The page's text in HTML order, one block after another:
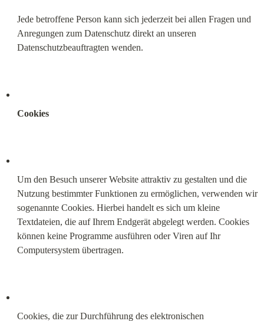
Jede betroffene Person kann sich jederzeit bei allen Fragen und
Anregungen zum Datenschutz direkt an unseren
Datenschutzbeauftragten wenden.
Cookies
Um den Besuch unserer Website attraktiv zu gestalten und die
Nutzung bestimmter Funktionen zu ermöglichen, verwenden wir
sogenannte Cookies. Hierbei handelt es sich um kleine
Textdateien, die auf Ihrem Endgerät abgelegt werden. Cookies
können keine Programme ausführen oder Viren auf Ihr
Computersystem übertragen.
Cookies, die zur Durchführung des elektronischen